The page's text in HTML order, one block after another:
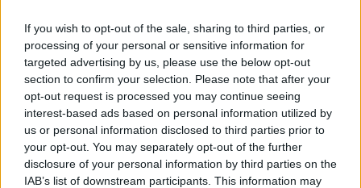
If you wish to opt-out of the sale, sharing to third parties, or
processing of your personal or sensitive information for
targeted advertising by us, please use the below opt-out
section to confirm your selection. Please note that after your
opt-out request is processed you may continue seeing
interest-based ads based on personal information utilized by
us or personal information disclosed to third parties prior to
your opt-out. You may separately opt-out of the further
disclosure of your personal information by third parties on the
IAB’s list of downstream participants. This information may